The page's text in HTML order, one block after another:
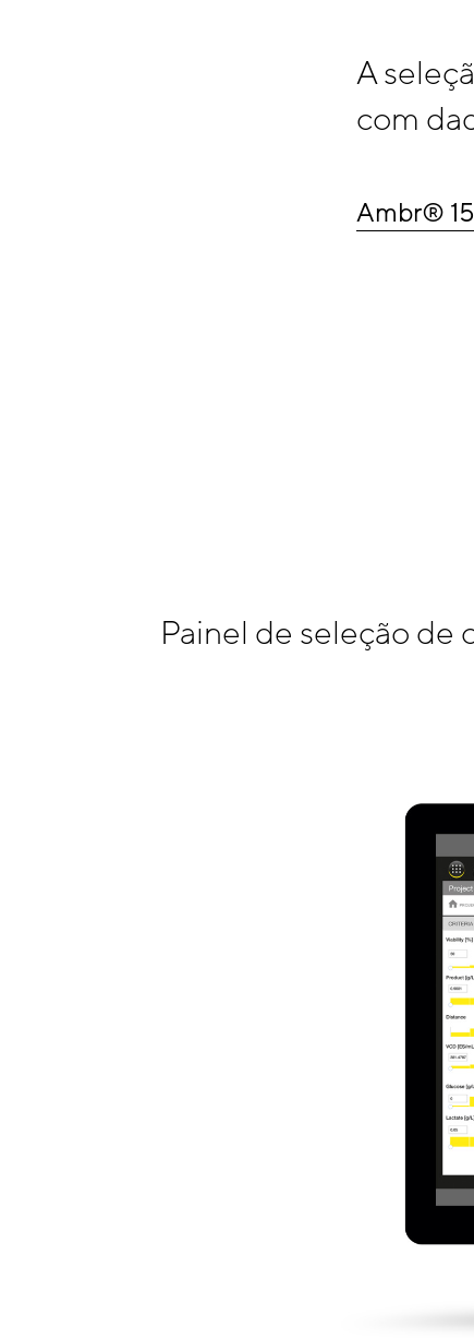
A
com
Ambr®
Painel de seleção de